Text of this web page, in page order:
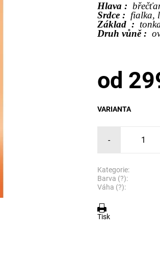
Hlava :
Srdce : fialka,
Základ :
Druh vůně :
od
VARIANTA
-
Kategorie:
Barva (?):
Váha (?):
Tisk